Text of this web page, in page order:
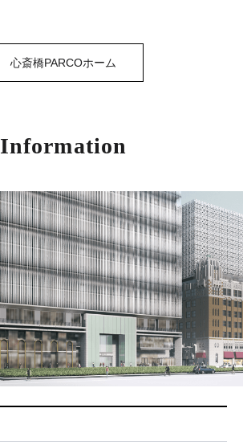
心斎橋PARCOホーム
Information